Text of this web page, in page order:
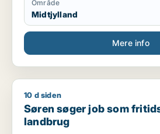
Område
Midtjylland
Mere info
Søren søger job som fritids
10 d siden
Søren søger job som
landbrug